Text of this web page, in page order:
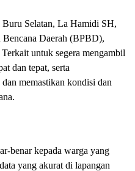
Selatan, La Hamidi SH,
Bencana Daerah (BPBD),
untuk segera mengambil
dan tepat, serta
memastikan kondisi dan
benar kepada warga yang
yang akurat di lapangan